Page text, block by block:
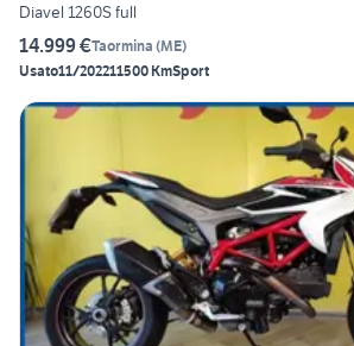
Diavel 1260S full
14.999 €Taormina (ME)
Usato11/202211500 KmSport